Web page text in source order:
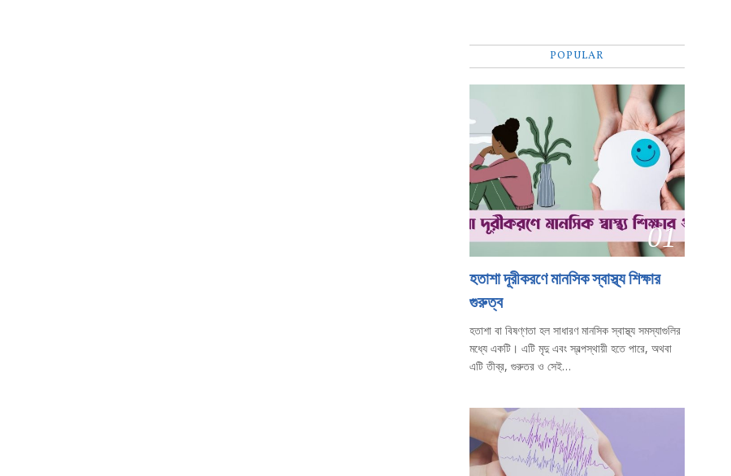
POPULAR
01
হতাশা দূরীকরণে মানসিক স্বাস্থ্য শিক্ষার
গুরুত্ব
হতাশা বা বিষণ্ণতা হল সাধারণ মানসিক স্বাস্থ্য সমস্যাগুলির
মধ্যে একটি। এটি মৃদু এবং স্বল্পস্থায়ী হতে পারে, অথবা
এটি তীব্র, গুরুতর ও সেই…